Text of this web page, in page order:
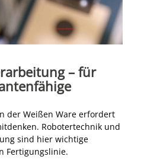
– für
der Weißen Ware erfordert
Robotertechnik und
sind hier wichtige
Fertigungslinie.